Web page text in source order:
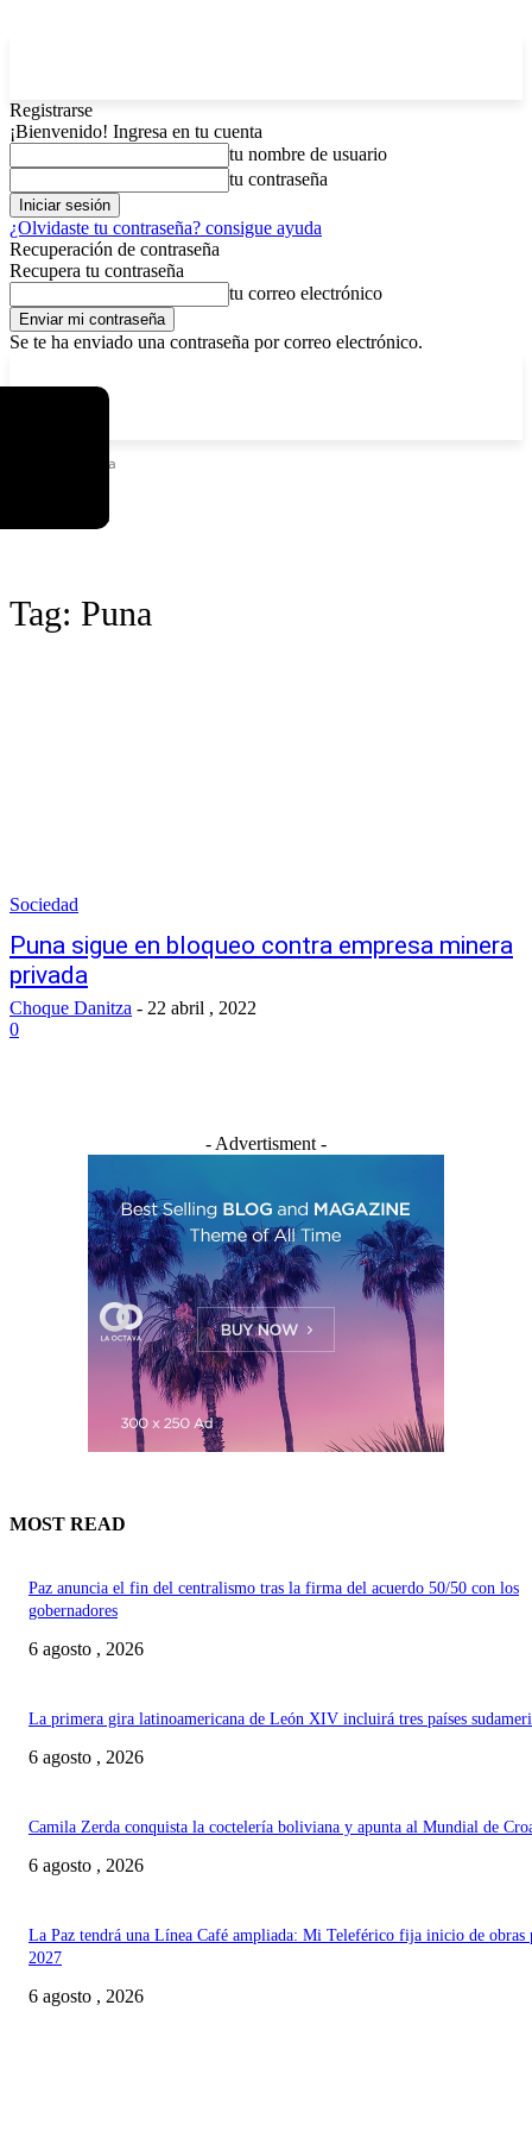
Registrarse
¡Bienvenido! Ingresa en tu cuenta
tu nombre de usuario
tu contraseña
¿Olvidaste tu contraseña? consigue ayuda
Recuperación de contraseña
Recupera tu contraseña
tu correo electrónico
Se te ha enviado una contraseña por correo electrónico.
Puna
Tag: Puna
Sociedad
Puna sigue en bloqueo contra empresa minera
privada
Choque Danitza - 22 abril , 2022
0
- Advertisment -
MOST READ
Paz anuncia el fin del centralismo tras la firma del acuerdo 50/50 con los
gobernadores
6 agosto , 2026
La primera gira latinoamericana de León XIV incluirá tres países
6 agosto , 2026
Camila Zerda conquista la coctelería boliviana y apunta al Mundial de
6 agosto , 2026
La Paz tendrá una Línea Café ampliada: Mi Teleférico fija inicio de obras
2027
6 agosto , 2026